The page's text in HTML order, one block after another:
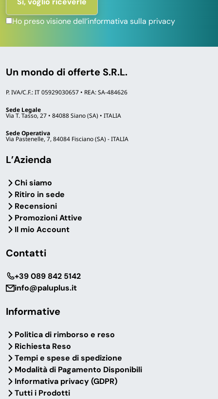
Ho preso visione dell’informativa sulla privacy
Un mondo di offerte S.R.L.
P. IVA/C.F.: IT 05929030657 • REA: SA-484626
Sede Legale
Via T. Tasso, 27 • 84088 Siano (SA) • ITALIA
Sede Operativa
Via Pastenelle, 7, 84084 Fisciano (SA) - ITALIA
L’Azienda
Chi siamo
Ritiro in sede
Recensioni
Promozioni Attive
Il mio Account
Contatti
‎+39 089 842 5142
info@paluplus.it
Informative
Politica di rimborso e reso
Richiesta Reso
Tempi e spese di spedizione
Modalità di Pagamento Disponibili
Informativa privacy (GDPR)
Tutti i Prodotti